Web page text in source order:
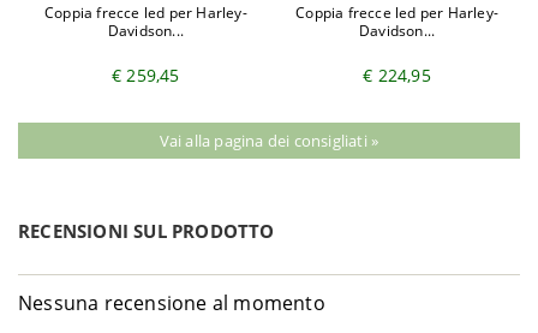
Coppia frecce led per Harley-
Davidson...
€ 259,45
Coppia frecce led per Harley-
Davidson...
€ 224,95
Vai alla pagina dei consigliati »
RECENSIONI SUL PRODOTTO
Nessuna recensione al momento